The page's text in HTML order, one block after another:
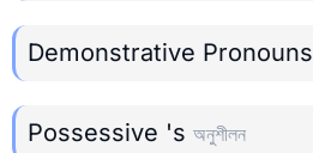
Demonstrative Pronouns
Possessive 's অনুশীলন